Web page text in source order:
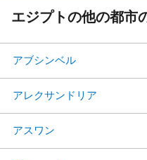
エジプトの他の都市
アブシンベル
アレクサンドリア
アスワン